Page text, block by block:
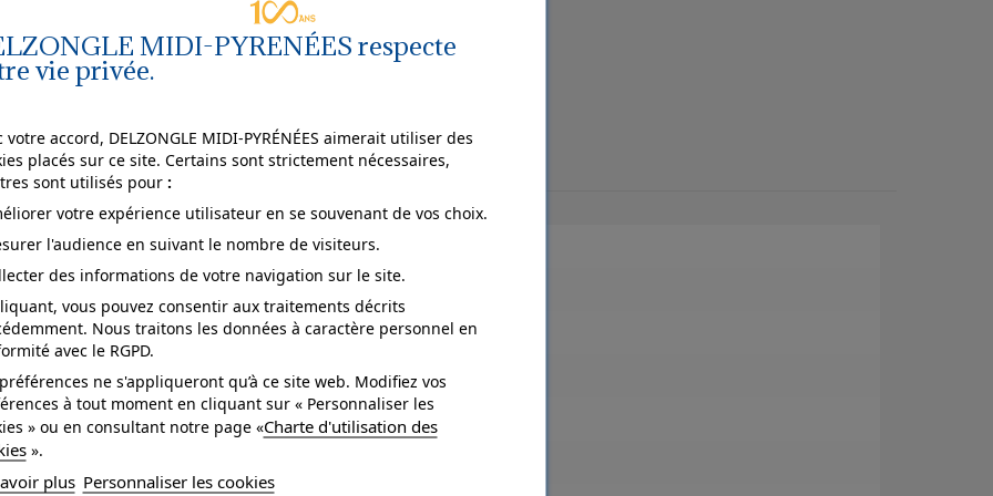
arrachable à sec.
droit.
Lavable.
à la lumière bonne.
Collage sur le mur.
MIDI-PYRENÉES respecte
vie privée.
votre accord, DELZONGLE MIDI-PYRÉNÉES aimerait utiliser des
placés sur ce site. Certains sont strictement nécessaires,
sont utilisés pour :
votre expérience utilisateur en se souvenant de vos choix.
l'audience en suivant le nombre de visiteurs.
des informations de votre navigation sur le site.
vous pouvez consentir aux traitements décrits
Nous traitons les données à caractère personnel en
avec le RGPD.
ne s'appliqueront qu’à ce site web. Modifiez vos
à tout moment en cliquant sur « Personnaliser les
» ou en consultant notre page «Charte d'utilisation des
».
plus Personnaliser les cookies